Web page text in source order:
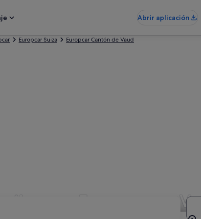
Abrir aplicación
Europcar Suiza Europcar Cantón de Vaud
con Europcar en